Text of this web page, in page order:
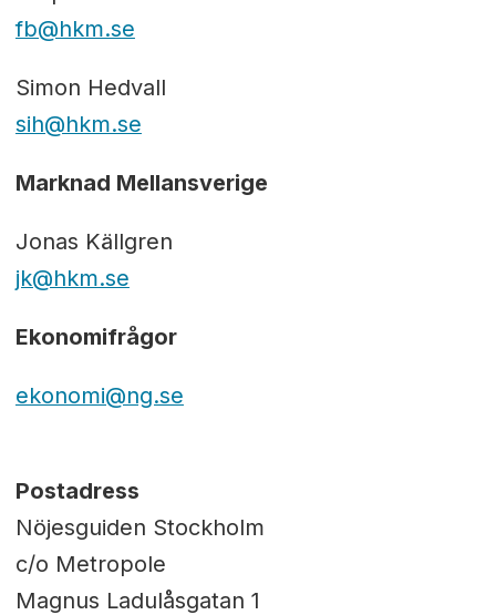
fb@hkm.se
Simon Hedvall
sih@hkm.se
Marknad Mellansverige
Jonas Källgren
jk@hkm.se
Ekonomifrågor
ekonomi@ng.se
Postadress
Nöjesguiden Stockholm
c/o Metropole
Magnus Ladulåsgatan 1